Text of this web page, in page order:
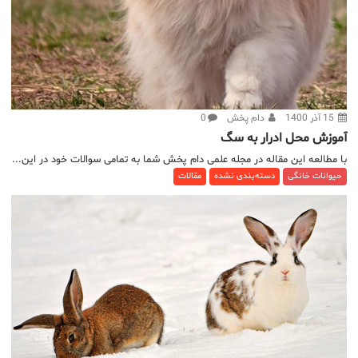
15 آذر 1400 دام پخش 0
آموزش محل ادرار به سگ
با مطالعه این مقاله در مجله علمی دام پخش شما به تمامی سوالات خود در این...
حیوانات خانگی دسته‌بندی نشده مقالات